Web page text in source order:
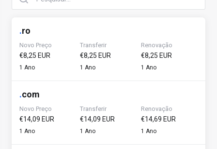
.ro
Novo Preço
€8,25 EUR
1 Ano
Transferir
€8,25 EUR
1 Ano
Renovação
€8,25 EUR
1 Ano
.com
Novo Preço
€14,09 EUR
1 Ano
Transferir
€14,09 EUR
1 Ano
Renovação
€14,69 EUR
1 Ano